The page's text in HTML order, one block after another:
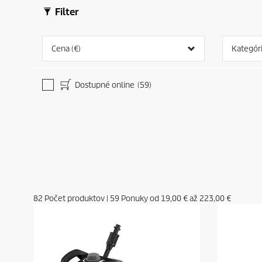
Filter
Cena (€)
Dostupné online (59)
82 Počet produktov | 59 Ponuky od 19,00 €až 223,00 €